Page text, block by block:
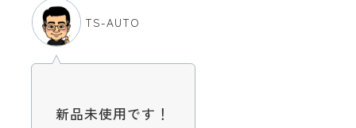
TS-AUTO
新品未使用です！